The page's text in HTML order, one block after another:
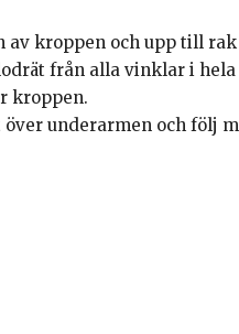
av kroppen och upp till
från alla vinklar i
kroppen.
underarmen och följ